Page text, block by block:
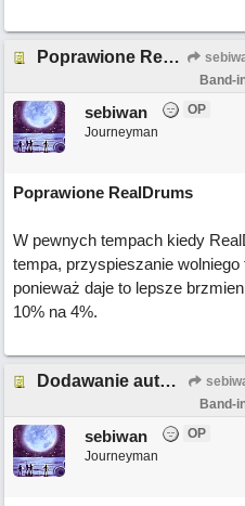
Poprawione RealDrums
Band-
sebiwan
OP
Journeyman
Poprawione RealDrums
W pewnych tempach kiedy
tempa, przyspieszanie
ponieważ daje to lepsze
10% na 4%.
Dodawanie autorskich RealDrums
Band-
sebiwan
OP
Journeyman